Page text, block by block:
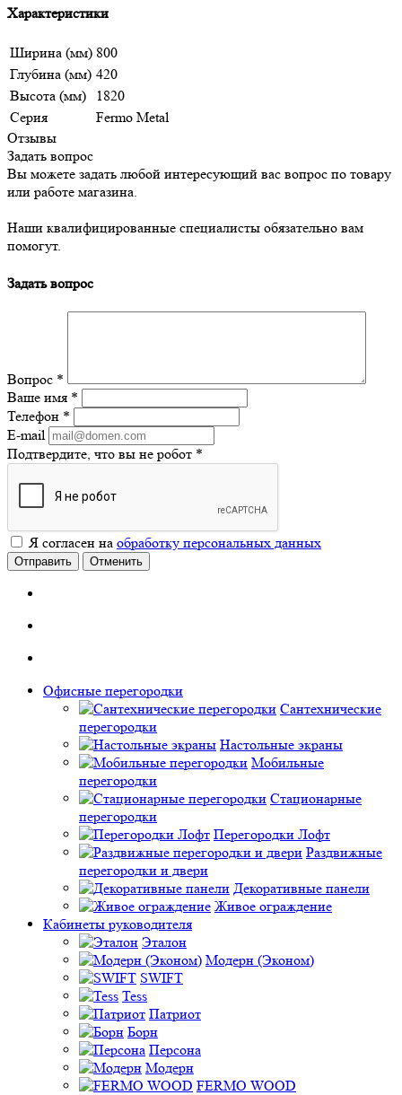
Характеристики
Ширина (мм) 800
Глубина (мм) 420
Высота (мм)
1820
Серия
Fermo Metal
Отзывы
Задать вопрос
Вы можете задать любой интересующий вас вопрос по товару
или работе магазина.
Наши квалифицированные специалисты обязательно вам
помогут.
Задать вопрос
Вопрос *
Ваше имя *
Телефон *
E-mail
Подтвердите, что вы не робот *
Я согласен на обработку персональных данных
Отправить Отменить
Офисные перегородки
Сантехнические
перегородки
Настольные экраны
Мобильные
перегородки
Стационарные
перегородки
Перегородки Лофт
Раздвижные
перегородки и двери
Декоративные панели
Живое ограждение
Кабинеты руководителя
Эталон
Модерн (Эконом)
SWIFT
Tess
Патриот
Борн
Персона
Модерн
FERMO WOOD